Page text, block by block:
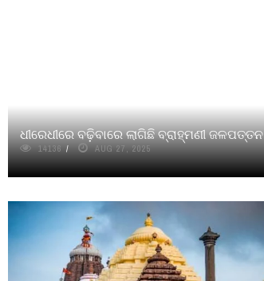
ଧୀରେଧୀରେ ବଢ଼ିବାରେ ଲାଗିଛି ବ୍ରାହ୍ମଣୀ ଜଳପତ୍ତନ
14136 AUG 27, 2025